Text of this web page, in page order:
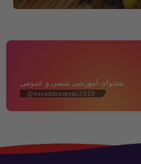
محتوای آموزشی شیمی و عمومی
@ostadmomeni2020